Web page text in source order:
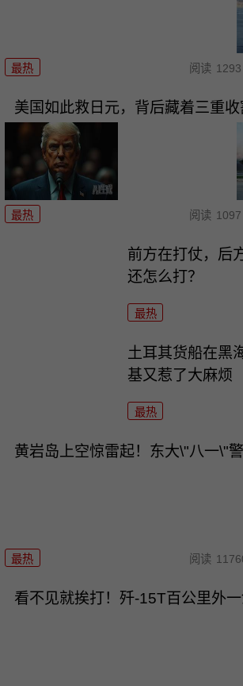
最热 阅读 1293
美国如此救日元，背后藏着三重收
最热 阅读 1097
前方在打仗，后
还怎么打？
最热
土耳其货船在黑
基又惹了大麻烦
最热
黄岩岛上空惊雷起！东大\"八一\"
最热 阅读
看不见就挨打！歼-15T百公里外